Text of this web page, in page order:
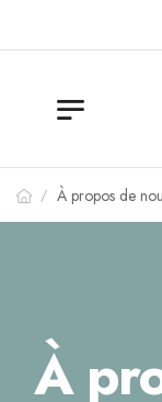
/ À propos de
À